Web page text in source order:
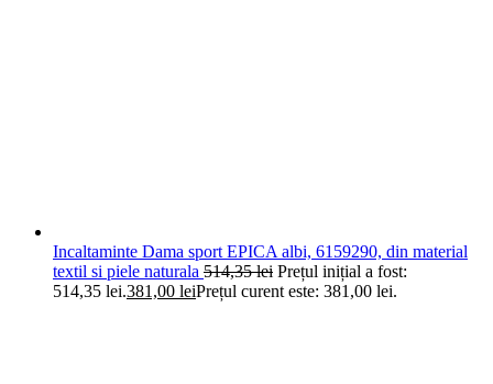
Incaltaminte Dama sport EPICA albi, 6159290, din material
textil si piele naturala 514,35lei Prețul inițial a fost:
514,35 lei.381,00 leiPrețul curent este: 381,00 lei.